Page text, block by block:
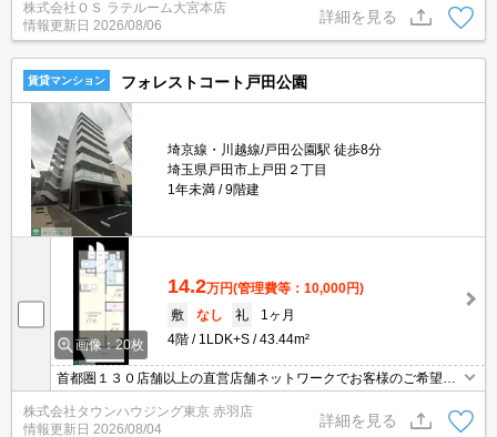
可】ご相談ください！！ ※仲介手数料 無料※『ご来店初めてのお
客様・当物件を契約に限る』
株式会社ＯＳ ラテルーム大宮本店
情報更新日 2026/08/06
詳細を見る
賃貸マンション フォレストコート戸田公園
埼京線・川越線/戸田公園駅 徒歩8分
埼玉県戸田市上戸田２丁目
1年未満
9階建
画像：20枚
14.2万円(管理費等：10,000円)
敷
なし 礼
1ヶ月
4階
1LDK+S 43.44m²
首都圏１３０店舗以上の直営店舗ネットワークでお客様のご希望に
合ったお部屋をお探しさせて頂きます☆賃貸市場に出ている情報を
まとめてご紹介☆何でもご相談下さい♪
株式会社タウンハウジング東京 赤羽店
情報更新日 2026/08/04
詳細を見る